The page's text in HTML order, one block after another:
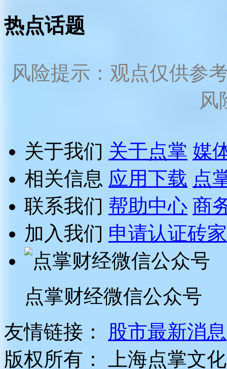
热点话题
风险提示：观点仅供参
风
关于我们 关于点掌 媒
相关信息 应用下载 点
联系我们 帮助中心 商
加入我们 申请认证砖家
点掌财经微信公众号
友情链接：
股市最新消息
版权所有：
上海点掌文